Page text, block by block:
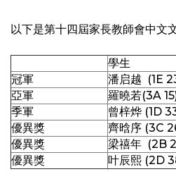
以下是第十四屆家長教師會中文
學生
冠軍
潘启越 (1E
亞軍
羅曉若(3A
季軍
曾梓烨 (1D
優異獎
齊晗序 (3C
優異獎
梁禧年 (2B
優異獎
叶辰熙 (2D